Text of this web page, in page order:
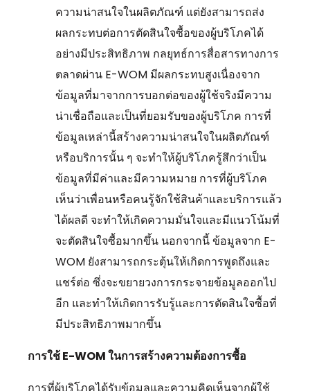
ความน่าสนใจในผลิตภัณฑ์ แต่ยังสามารถส่ง
ผลกระทบต่อการตัดสินใจซื้อของผู้บริโภคได้
อย่างมีประสิทธิภาพ กลยุทธ์การสื่อสารทางการ
ตลาดผ่าน E-WOM มีผลกระทบสูงเนื่องจาก
ข้อมูลที่มาจากการบอกต่อของผู้ใช้จริงมีความ
น่าเชื่อถือและเป็นที่ยอมรับของผู้บริโภค การที่
ข้อมูลเหล่านี้สร้างความน่าสนใจในผลิตภัณฑ์
หรือบริการนั้น ๆ จะทำให้ผู้บริโภครู้สึกว่าเป็น
ข้อมูลที่มีค่าและมีความหมาย การที่ผู้บริโภค
เห็นว่าเพื่อนหรือคนรู้จักใช้สินค้าและบริการแล้ว
ได้ผลดี จะทำให้เกิดความมั่นใจและมีแนวโน้มที่
จะตัดสินใจซื้อมากขึ้น นอกจากนี้ ข้อมูลจาก E-
WOM ยังสามารถกระตุ้นให้เกิดการพูดถึงและ
แชร์ต่อ ซึ่งจะขยายวงการกระจายข้อมูลออกไป
อีก และทำให้เกิดการรับรู้และการตัดสินใจซื้อที่
มีประสิทธิภาพมากขึ้น
การใช้E-WOM ในการสร้างความต้องการซื้อ
การที่ผู้บริโภคได้รับข้อมูลและความคิดเห็นจากผู้ใช้